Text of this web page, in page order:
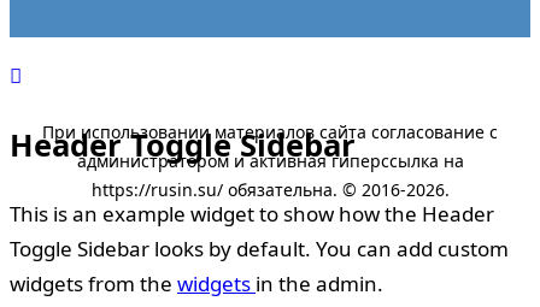
Header Toggle Sidebar
This is an example widget to show how the Header
Toggle Sidebar looks by default. You can add custom
widgets from the widgets in the admin.